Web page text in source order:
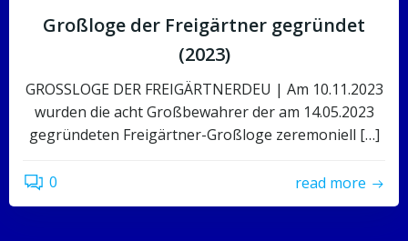
Großloge der Freigärtner gegründet
(2023)
GROSSLOGE DER FREIGÄRTNERDEU | Am 10.11.2023
wurden die acht Großbewahrer der am 14.05.2023
gegründeten Freigärtner-Großloge zeremoniell […]
0 read more